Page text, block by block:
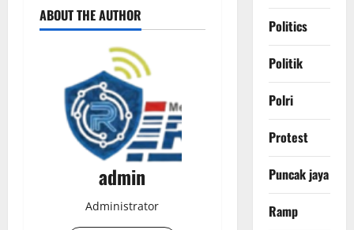
ABOUT THE AUTHOR
admin
Administrator
Politics
Politik
Polri
Protest
Puncak jaya
Ramp